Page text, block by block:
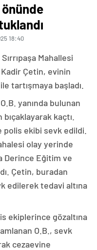
önünde
18:40
Mahallesi
Çetin, evinin
tartışmaya başladı.
yanında bulunan
kaçtı.
polis ekibi sevk edildi.
olay yerinde
Derince Eğitim ve
Çetin, buradan
edilerek tedavi altına
ekiplerince gözaltına
O.B., sevk
cezaevine